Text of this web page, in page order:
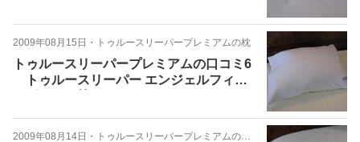
2009年08月15日 ・ トゥルースリーパープレミアムの枕
トゥルースリーパープレミアムの口コミ6
トゥルースリーパー エンジェルフィッ
2009年08月14日 ・ トゥルースリーパープレミアムのカバー